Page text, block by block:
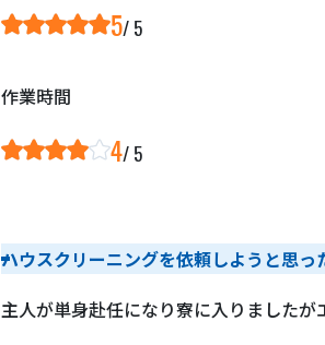
5
作業時間
4
ハウスクリーニングを依頼しようと思っ
主人が単身赴任になり寮に入りましたが